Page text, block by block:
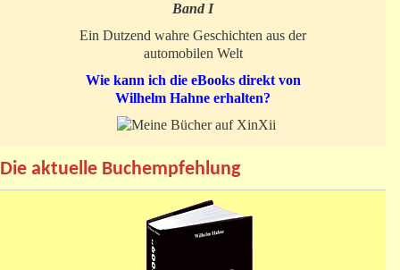
Band I
Ein Dutzend wahre Geschichten aus der
automobilen Welt
Wie kann ich die eBooks direkt von
Wilhelm Hahne erhalten?
Die aktuelle Buchempfehlung